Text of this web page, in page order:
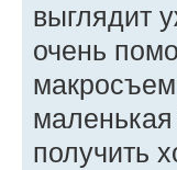
выглядит
очень
получить